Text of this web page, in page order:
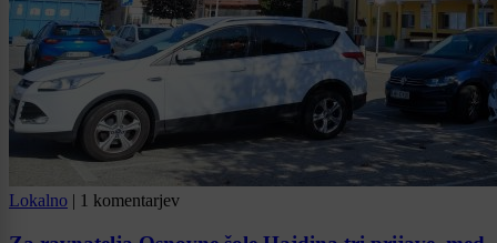
Lokalno | 1 komentarjev